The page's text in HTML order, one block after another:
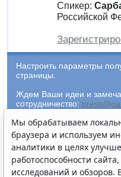
Спикер:
Российской
Настроить параметры
страницы.
Ждем Ваши идеи и
сотрудничество:
© ООО "НПП "ГАРАНТ-
и ее партнеры являются
Мы обрабатываем
браузера и используем
аналитики в целях
работоспособности
исследований и обзоров.